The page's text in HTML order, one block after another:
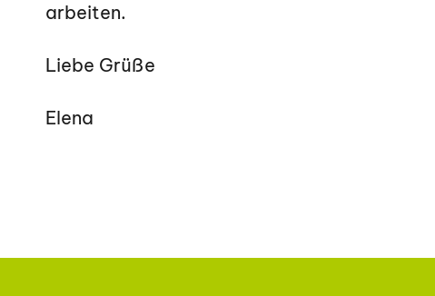
arbeiten.
Liebe Grüße
Elena